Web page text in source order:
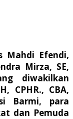
Mahdi Efendi,
Mirza, SE,
diwakilkan
CPHR., CBA,
Barmi, para
dan Pemuda